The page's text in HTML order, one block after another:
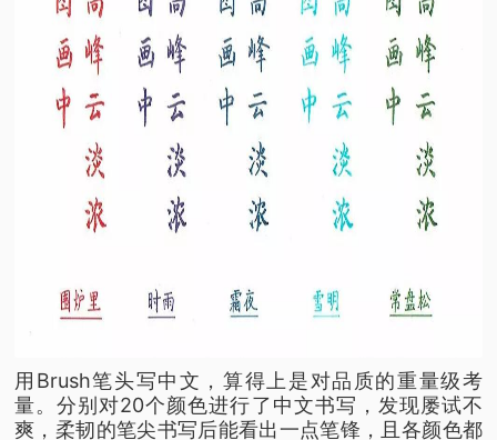
用Brush笔头写中文，算得上是对品质的重量级考
量。分别对20个颜色进行了中文书写，发现屡试不
爽，柔韧的笔尖书写后能看出一点笔锋，且各颜色都